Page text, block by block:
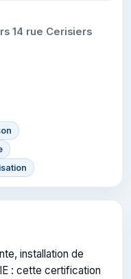
14 rue Cerisiers
installation de
: cette certification